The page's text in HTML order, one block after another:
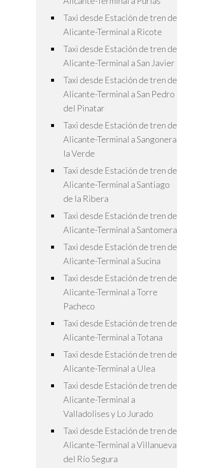
Taxi desde Estación de tren de
Alicante-Terminal a Ricote
Taxi desde Estación de tren de
Alicante-Terminal a San Javier
Taxi desde Estación de tren de
Alicante-Terminal a San Pedro
del Pinatar
Taxi desde Estación de tren de
Alicante-Terminal a Sangonera
la Verde
Taxi desde Estación de tren de
Alicante-Terminal a Santiago
de la Ribera
Taxi desde Estación de tren de
Alicante-Terminal a Santomera
Taxi desde Estación de tren de
Alicante-Terminal a Sucina
Taxi desde Estación de tren de
Alicante-Terminal a Torre
Pacheco
Taxi desde Estación de tren de
Alicante-Terminal a Totana
Taxi desde Estación de tren de
Alicante-Terminal a Ulea
Taxi desde Estación de tren de
Alicante-Terminal a
Valladolises y Lo Jurado
Taxi desde Estación de tren de
Alicante-Terminal a Villanueva
del Río Segura